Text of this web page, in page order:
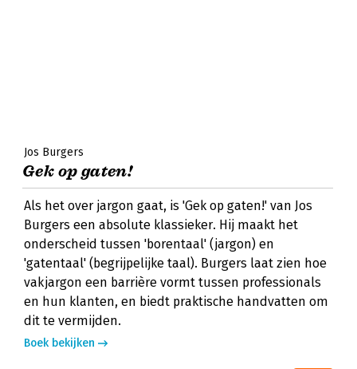
Jos Burgers
Gek op gaten!
Als het over jargon gaat, is 'Gek op gaten!' van Jos
Burgers een absolute klassieker. Hij maakt het
onderscheid tussen 'borentaal' (jargon) en
'gatentaal' (begrijpelijke taal). Burgers laat zien hoe
vakjargon een barrière vormt tussen professionals
en hun klanten, en biedt praktische handvatten om
dit te vermijden.
Boek bekijken